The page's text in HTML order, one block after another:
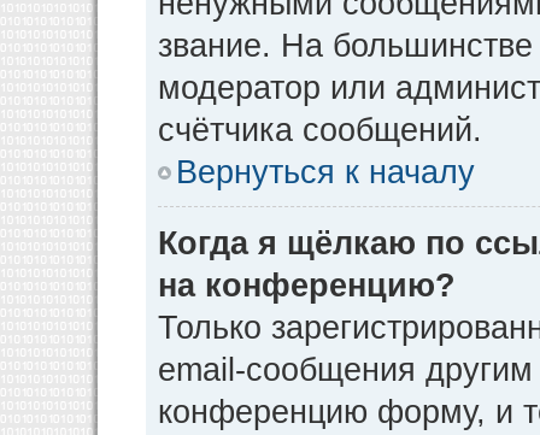
звание. На
модератор или
счётчика сообщений.
Вернуться к началу
Когда я щёлкаю по
на конференцию?
Только
email-сообщения
конференцию форму, и